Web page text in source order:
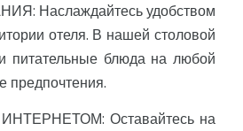
Наслаждайтесь удобством
отеля. В нашей столовой
питательные блюда на любой
предпочтения.
Оставайтесь на